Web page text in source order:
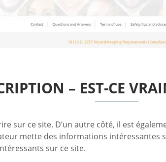
– EST-CE
sur ce site. D’un autre côté, il est
mette des informations
sur ce site.